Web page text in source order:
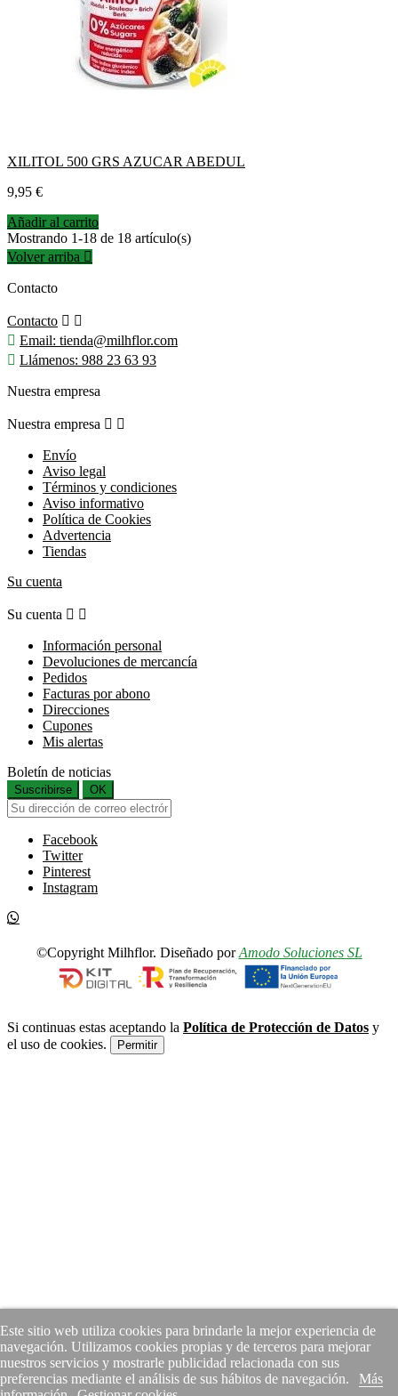
Este sitio web utiliza cookies para brindarle la mejor experiencia de
navegación. Utilizamos cookies propias y de terceros para mejorar
nuestros servicios y mostrarle publicidad relacionada con sus
preferencias mediante el análisis de sus hábitos de navegación.
Más
XILITOL 500 GRS AZUCAR ABEDUL
Precio
9,95 €
Añadir al carrito
Mostrando 1-18 de 18 artículo(s)
Volver arriba 
Contacto
Contacto  
 Email: tienda@milhflor.com
 Llámenos: 988 23 63 93
Nuestra empresa
Nuestra empresa  
Envío
Aviso legal
Términos y condiciones
Aviso informativo
Política de Cookies
Advertencia
Tiendas
Su cuenta
Su cuenta  
Información personal
Devoluciones de mercancía
Pedidos
Facturas por abono
Direcciones
Cupones
Mis alertas
Boletín de noticias
Suscribirse OK
Facebook
Twitter
Pinterest
Instagram
©Copyright Milhflor. Diseñado porAmodo Soluciones SL
Si continuas estas aceptando la Política de Protección de Datos y
el uso de cookies.
Permitir